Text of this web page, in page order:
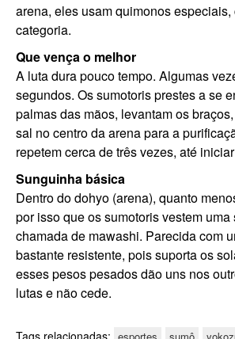
arena, eles usam quimonos especiais,
categoria.
Que vença o melhor
A luta dura pouco tempo. Algumas
segundos. Os sumotoris prestes a se
palmas das mãos, levantam os
sal no centro da arena para a
repetem cerca de três vezes, até
Sunguinha básica
Dentro do dohyo (arena), quanto
por isso que os sumotoris vestem uma
chamada de mawashi. Parecida com
bastante resistente, pois suporta os
esses pesos pesados dão uns nos
lutas e não cede.
Tags relacionadas: